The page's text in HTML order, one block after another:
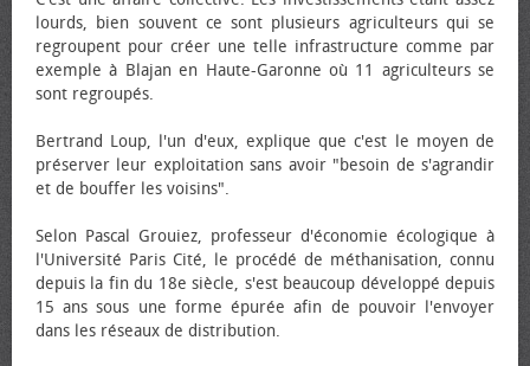
lourds, bien souvent ce sont plusieurs agriculteurs qui se
regroupent pour créer une telle infrastructure comme par
exemple à Blajan en Haute-Garonne où 11 agriculteurs se
sont regroupés.
Bertrand Loup, l'un d'eux, explique que c'est le moyen de
préserver leur exploitation sans avoir "besoin de s'agrandir
et de bouffer les voisins".
Selon Pascal Grouiez, professeur d'économie écologique à
l'Université Paris Cité, le procédé de méthanisation, connu
depuis la fin du 18e siècle, s'est beaucoup développé depuis
15 ans sous une forme épurée afin de pouvoir l'envoyer
dans les réseaux de distribution.